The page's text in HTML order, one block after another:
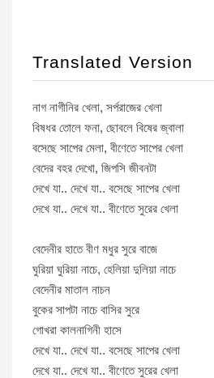
Translated Version
নাগ নাগীনির খেলা, সর্পরাজের খেলা
বিষধর তোলে ফনা, ছোবলে বিষের জ্বালা
বসেছে সাপের মেলা, বীণেতে সাপের খেলা
বেদের বহর দেখো, জিপসি জীবনটা
দেখে যা.. দেখে যা.. বসেছে সাপের খেলা
দেখে যা.. দেখে যা.. বীণেতে সুরের খেলা
বেদেনীর হাতে বীণ মধুর সুরে বাজে
ঘুরিয়া ঘুরিয়া নাচে, হেলিয়া দুলিয়া নাচে
বেদেনীর মাতাল নাচন
বুকের সাপটা নাচে বাসির সুরে
গোখরা কালনাগিনী হাসে
দেখে যা.. দেখে যা.. বসেছে সাপের খেলা
দেখে যা.. দেখে যা.. বীণেতে সুরের খেলা